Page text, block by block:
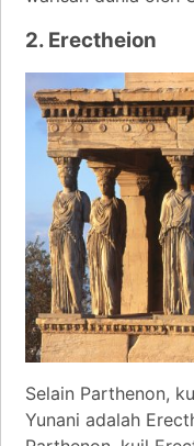
2. Erectheion
Selain Parthenon,
Yunani adalah